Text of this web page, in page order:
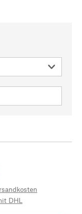
DHL